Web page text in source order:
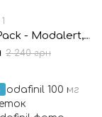
1
Combo Pack - Modalert, Modvigil, Modafil MD, Waklert, Artvigil
2 240 грн